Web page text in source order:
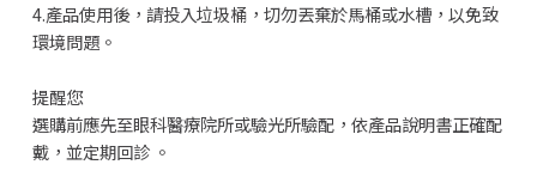
4.產品使用後，請投入垃圾桶，切勿丟棄於馬桶或水槽，以免致
環境問題。
提醒您
選購前應先至眼科醫療院所或驗光所驗配，依產品說明書正確配
戴，並定期回診 。